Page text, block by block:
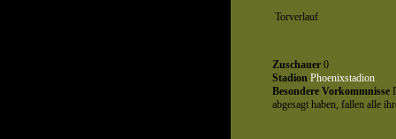
Torverlauf
Zuschauer0
Stadion Phoenixstadion
Besondere Vorkommnisse
abgesagt haben, fallen alle